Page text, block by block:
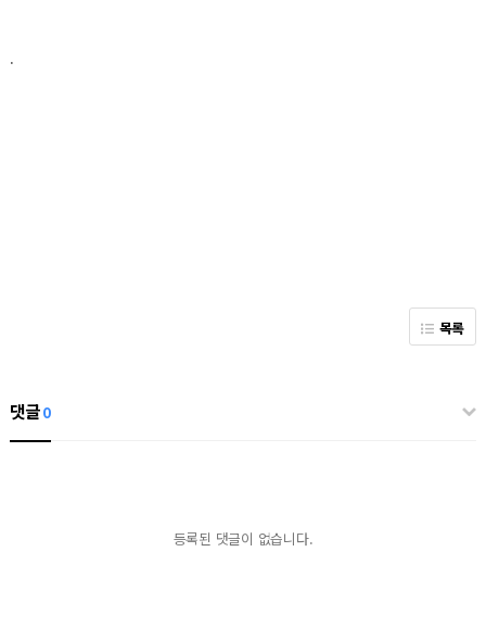
.
목록
댓글0
등록된 댓글이 없습니다.